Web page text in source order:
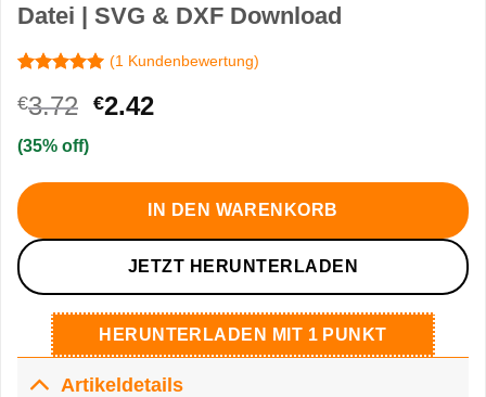
Datei | SVG & DXF Download
mit5.00
basierend
auf
(1Kundenbewertung)
€3.72 Ursprünglicher
€3.72
€2.42Aktueller
€2.42.
(35% off)
IN DEN WARENKORB
JETZT HERUNTERLADEN
HERUNTERLADEN MIT 1 PUNKT
Artikeldetails